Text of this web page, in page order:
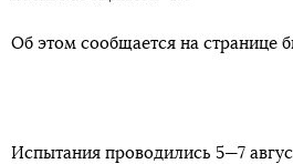
Об этом сообщается на странице
Испытания проводились 5—7